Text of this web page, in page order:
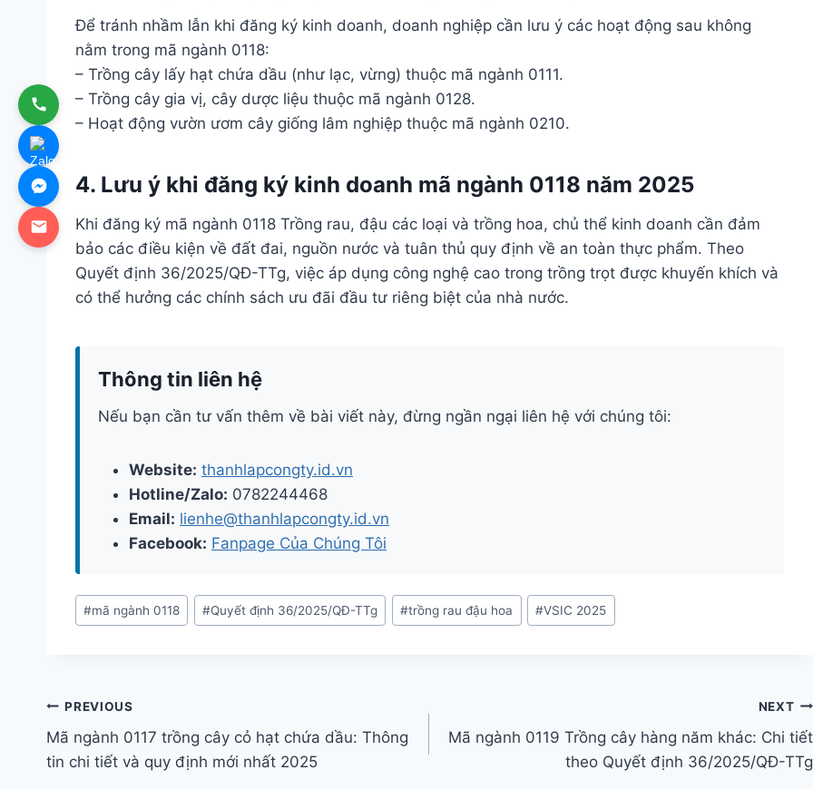
Để tránh nhầm lẫn khi đăng ký kinh doanh, doanh nghiệp cần lưu ý các hoạt động sau không
nằm trong mã ngành 0118:
– Trồng cây lấy hạt chứa dầu (như lạc, vừng) thuộc mã ngành 0111.
– Trồng cây gia vị, cây dược liệu thuộc mã ngành 0128.
– Hoạt động vườn ươm cây giống lâm nghiệp thuộc mã ngành 0210.
4. Lưu ý khi đăng ký kinh doanh mã ngành 0118 năm 2025
Khi đăng ký mã ngành 0118 Trồng rau, đậu các loại và trồng hoa, chủ thể kinh doanh cần đảm
bảo các điều kiện về đất đai, nguồn nước và tuân thủ quy định về an toàn thực phẩm. Theo
Quyết định 36/2025/QĐ-TTg, việc áp dụng công nghệ cao trong trồng trọt được khuyến khích và
có thể hưởng các chính sách ưu đãi đầu tư riêng biệt của nhà nước.
Thông tin liên hệ
Nếu bạn cần tư vấn thêm về bài viết này, đừng ngần ngại liên hệ với chúng tôi:
Website: thanhlapcongty.id.vn
Hotline/Zalo: 0782244468
Email: lienhe@thanhlapcongty.id.vn
Facebook: Fanpage Của Chúng Tôi
Post
Tags:
#mã ngành 0118 #Quyết định 36/2025/QĐ-TTg #trồng rau đậu hoa #VSIC 2025
Điều
hướng
bài
PREVIOUS
Mã ngành 0117 trồng cây cỏ hạt chứa dầu: Thông
tin chi tiết và quy định mới nhất 2025
NEXT
Mã ngành 0119 Trồng cây hàng năm khác: Chi tiết
theo Quyết định 36/2025/QĐ-TTg